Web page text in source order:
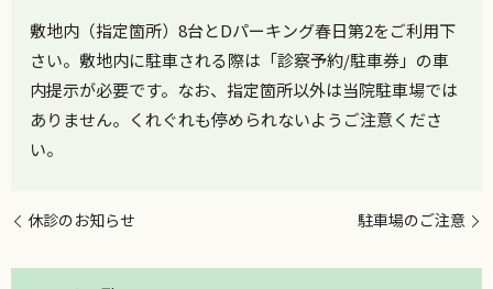
敷地内（指定箇所）8台とDパーキング春日第2をご利用下
さい。敷地内に駐車される際は「診察予約/駐車券」の車
内提示が必要です。なお、指定箇所以外は当院駐車場では
ありません。くれぐれも停められないようご注意くださ
い。
休診のお知らせ 駐車場のご注意